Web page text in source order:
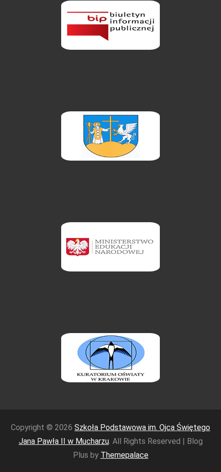
Copyright © 2026 Szkoła Podstawowa im. Ojca Świętego
Jana Pawła II w Mucharzu. All Rights Reserved | Blog
Plus by Themepalace